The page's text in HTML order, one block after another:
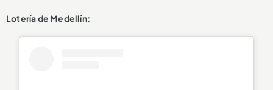
Lotería de Medellín: